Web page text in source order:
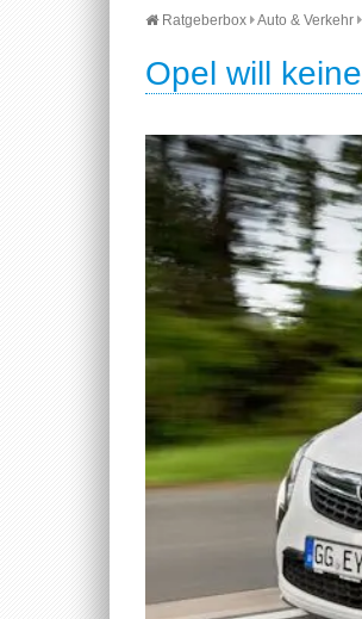
Ratgeberbox Auto & Verkehr
Opel will